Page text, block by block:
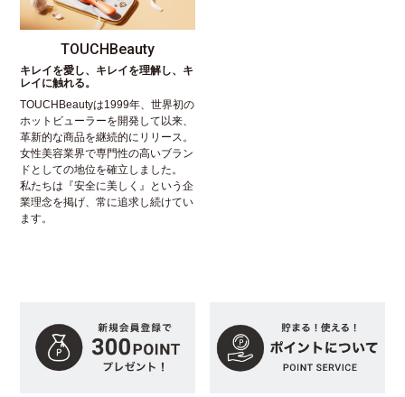
TOUCHBeauty
キレイを愛し、キレイを理解し、キ
レイに触れる。
TOUCHBeautyは1999年、世界初の
ホットビューラーを開発して以来、
革新的な商品を継続的にリリース。
女性美容業界で専門性の高いブラン
ドとしての地位を確立しました。
私たちは『安全に美しく』という企
業理念を掲げ、常に追求し続けてい
ます。